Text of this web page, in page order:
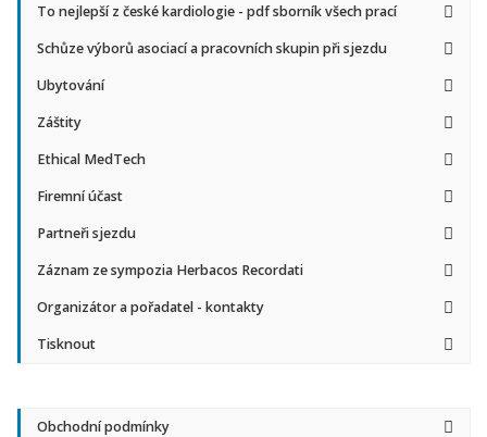
To nejlepší z české kardiologie - pdf sborník všech prací
Schůze výborů asociací a pracovních skupin při sjezdu
Ubytování
Záštity
Ethical MedTech
Firemní účast
Partneři sjezdu
Záznam ze sympozia Herbacos Recordati
Organizátor a pořadatel - kontakty
Tisknout
Obchodní podmínky